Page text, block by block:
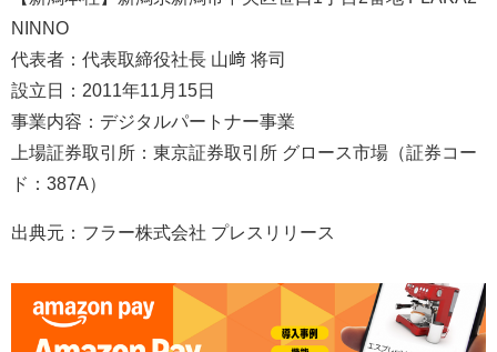
NINNO
代表者：代表取締役社長 山﨑 将司
設立日：2011年11月15日
事業内容：デジタルパートナー事業
上場証券取引所：東京証券取引所 グロース市場（証券コー
ド：387A）
出典元：フラー株式会社 プレスリリース